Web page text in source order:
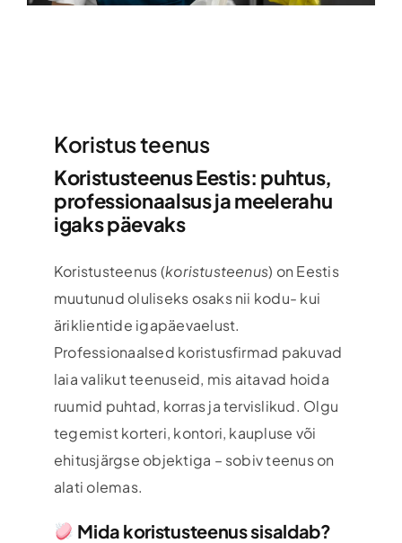
Koristus teenus
Koristusteenus Eestis: puhtus,
professionaalsus ja meelerahu
igaks päevaks
Koristusteenus (koristusteenus) on Eestis
muutunud oluliseks osaks nii kodu- kui
äriklientide igapäevaelust.
Professionaalsed koristusfirmad pakuvad
laia valikut teenuseid, mis aitavad hoida
ruumid puhtad, korras ja tervislikud. Olgu
tegemist korteri, kontori, kaupluse või
ehitusjärgse objektiga – sobiv teenus on
alati olemas.
Mida koristusteenus sisaldab?